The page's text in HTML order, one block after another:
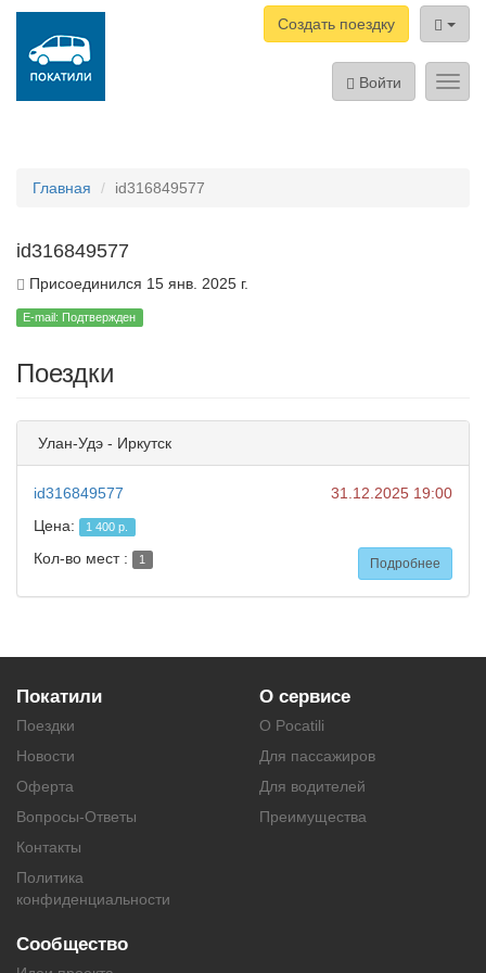
Создать поездку
Войти
Главная id316849577
id316849577
Присоединился 15 янв. 2025 г.
E-mail: Подтвержден
Поездки
Улан-Удэ - Иркутск
id316849577
31.12.2025 19:00
Цена:
1 400 р.
Кол-во мест : 1 Подробнее
Покатили
Поездки
Новости
Оферта
Вопросы-Ответы
Контакты
Политика
конфиденциальности
О сервисе
О Pocatili
Для пассажиров
Для водителей
Преимущества
Сообщество